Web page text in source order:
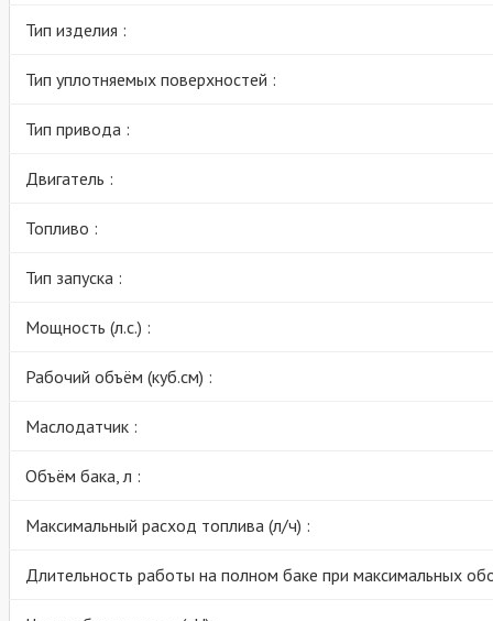
Тип изделия :
Тип уплотняемых поверхностей :
Тип привода :
Двигатель :
Топливо :
Тип запуска :
Мощность (л.с.) :
Рабочий объём (куб.см) :
Маслодатчик :
Объём бака, л :
Максимальный расход топлива (л/ч) :
Длительность работы на полном баке при максимальных